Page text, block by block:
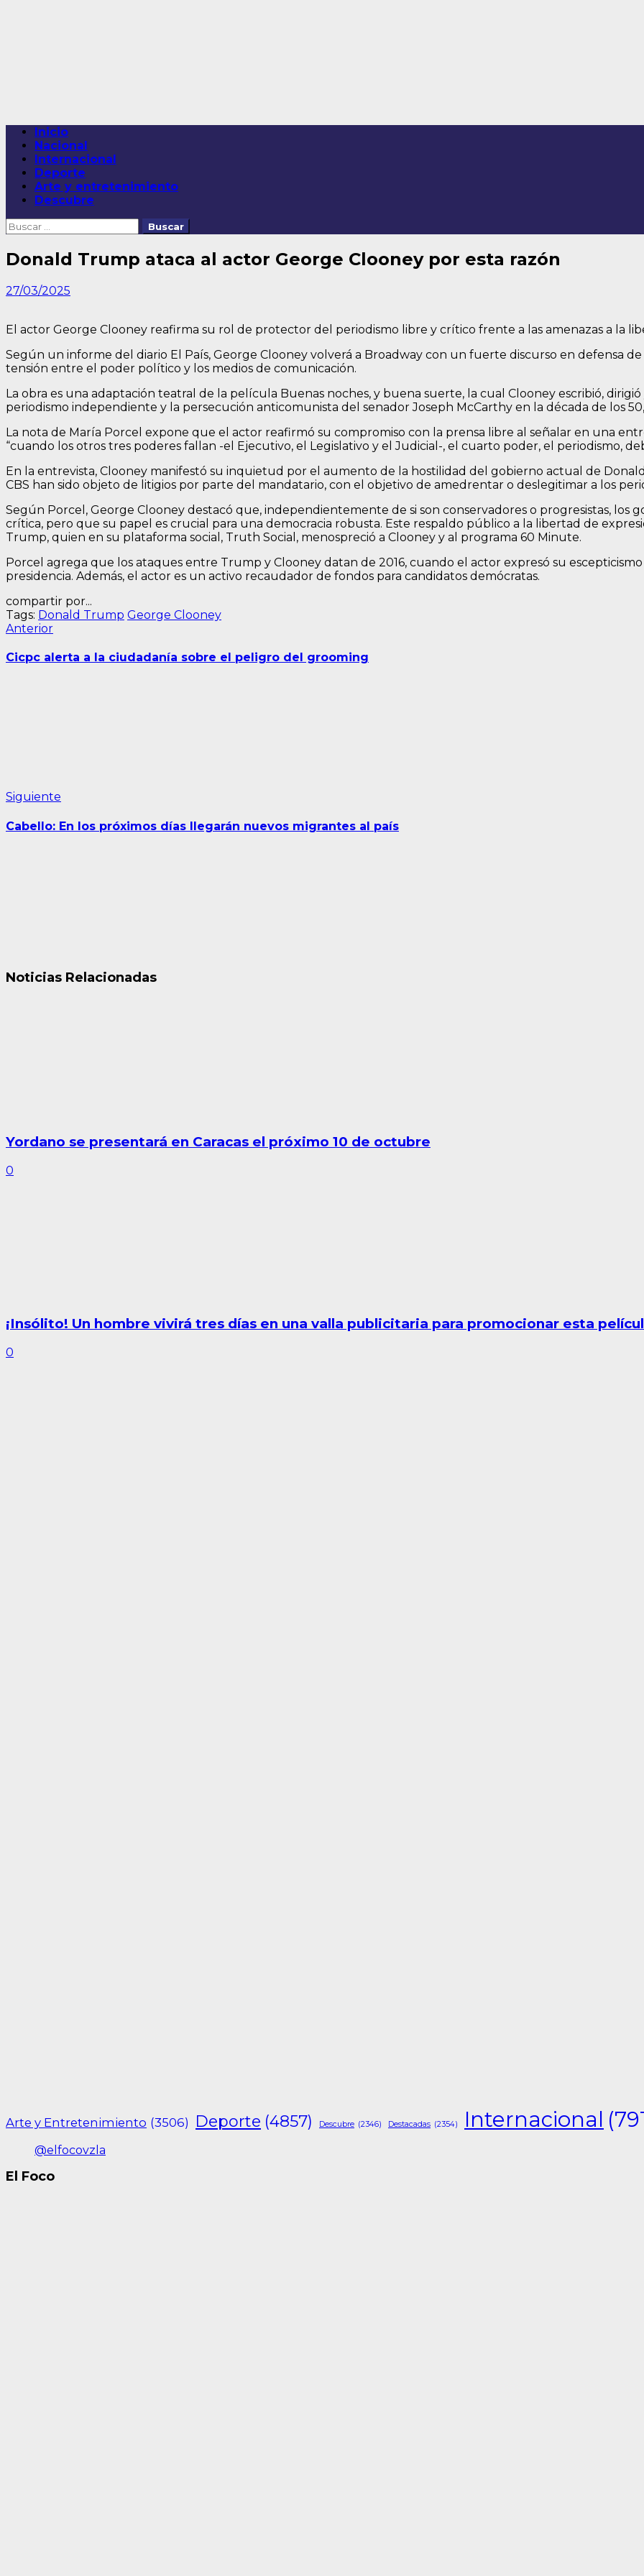
Menú
principal
Inicio
Nacional
Internacional
Deporte
Arte y entretenimiento
Descubre
Buscar:
Donald Trump ataca al actor George Clooney por esta razón
27/03/2025
El actor George Clooney reafirma su rol de protector del periodismo libre y crítico frente a las amenazas a la
Según un informe del diario El País, George Clooney volverá a Broadway con un fuerte discurso en defensa
tensión entre el poder político y los medios de comunicación.
La obra es una adaptación teatral de la película Buenas noches, y buena suerte, la cual Clooney escribió,
periodismo independiente y la persecución anticomunista del senador Joseph McCarthy en la década de los
La nota de María Porcel expone que el actor reafirmó su compromiso con la prensa libre al señalar en una
“cuando los otros tres poderes fallan -el Ejecutivo, el Legislativo y el Judicial-, el cuarto poder, el periodismo,
En la entrevista, Clooney manifestó su inquietud por el aumento de la hostilidad del gobierno actual de
CBS han sido objeto de litigios por parte del mandatario, con el objetivo de amedrentar o deslegitimar a los
Según Porcel, George Clooney destacó que, independientemente de si son conservadores o progresistas, los
crítica, pero que su papel es crucial para una democracia robusta. Este respaldo público a la libertad de
Trump, quien en su plataforma social, Truth Social, menospreció a Clooney y al programa 60 Minute.
Porcel agrega que los ataques entre Trump y Clooney datan de 2016, cuando el actor expresó su
presidencia. Además, el actor es un activo recaudador de fondos para candidatos demócratas.
compartir por...
Tags: Donald Trump George Clooney
Navegación
de
AnteriorEntrada
Cicpc alerta a la ciudadanía sobre el peligro del grooming
Siguiente
Cabello: En los próximos días llegarán nuevos migrantes al país
Noticias Relacionadas
Yordano se presentará en Caracas el próximo 10 de octubre
0
¡Insólito! Un hombre vivirá tres días en una valla publicitaria para promocionar esta
0
Arte y Entretenimiento (3506) Deporte (4857) Descubre (2346) Destacadas (2354) Internacional
@elfocovzla
El Foco